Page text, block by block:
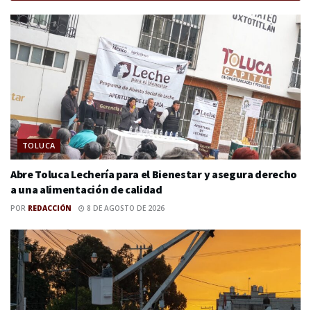
TOLUCA
Abre Toluca Lechería para el Bienestar y asegura derecho
a una alimentación de calidad
POR REDACCIÓN 8 DE AGOSTO DE 2026